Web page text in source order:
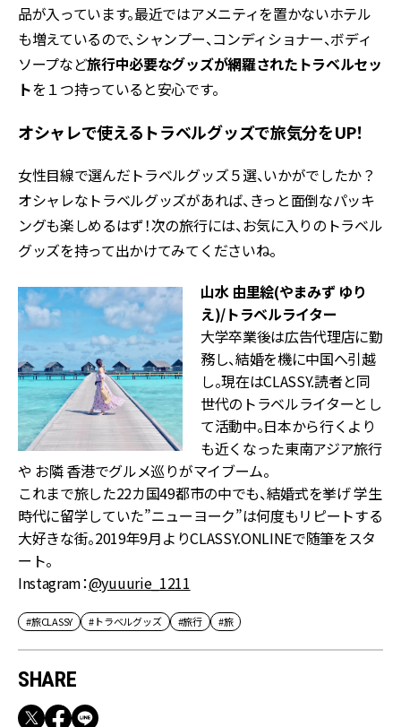
品が入っています。最近ではアメニティを置かないホテル
も増えているので、シャンプー、コンディショナー、ボディ
ソープなど旅行中必要なグッズが網羅されたトラベルセッ
トを１つ持っていると安心です。
オシャレで使えるトラベルグッズで旅気分をUP！
女性目線で選んだトラベルグッズ５選、いかがでしたか？
オシャレなトラベルグッズがあれば、きっと面倒なパッキ
ングも楽しめるはず！次の旅行には、お気に入りのトラベル
グッズを持って出かけてみてくださいね。
山水 由里絵(やまみず ゆり
え)/トラベルライター
大学卒業後は広告代理店に勤
務し、結婚を機に中国へ引越
し。現在はCLASSY.読者と同
世代のトラベルライターとし
て活動中。日本から行くより
も近くなった東南アジア旅行
や お隣 香港でグルメ巡りがマイブーム。
これまで旅した22カ国49都市の中でも、結婚式を挙げ 学生
時代に留学していた”ニューヨーク”は何度もリピートする
大好きな街。2019年9月よりCLASSY.ONLINEで随筆をスタ
ート。
Instagram：@yuuurie_1211
#旅CLASSY #トラベルグッズ #旅行 #旅
SHARE